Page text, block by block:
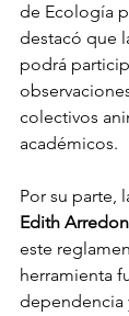
de Ecología
destacó que
podrá
colectivos
académicos.
Por su parte,
Edith
este
herramienta
dependencia